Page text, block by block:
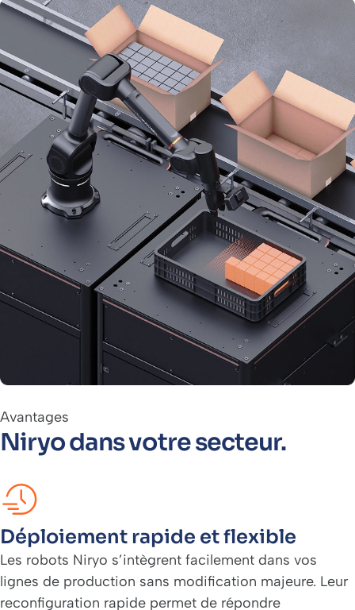
Avantages
Niryo dans votre secteur.
Déploiement rapide et flexible
Les robots Niryo s’intègrent facilement dans vos
lignes de production sans modification majeure. Leur
reconfiguration rapide permet de répondre